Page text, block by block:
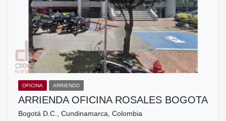
OFICINA ARRIENDO
ARRIENDA OFICINA ROSALES BOGOTA
Bogotá D.C., Cundinamarca, Colombia